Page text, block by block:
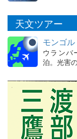
天文ツアー
モンゴ
ウランバ
泊。光害